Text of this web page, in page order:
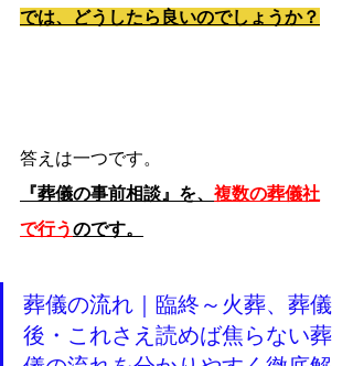
では、どうしたら良いのでしょうか？
答えは一つです。
『葬儀の事前相談』を、 複数の葬儀社
で行うのです。
葬儀の流れ｜臨終～火葬、葬儀
後・これさえ読めば焦らない葬